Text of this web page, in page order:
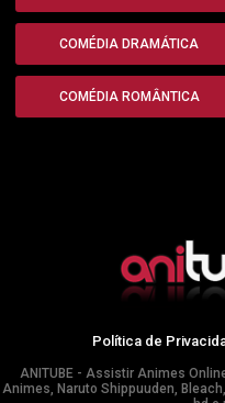
COMÉDIA DRAMÁTICA
COMÉDIA ROMÂNTICA
Política de
ANITUBE - Assistir Animes
Animes, Naruto Shippuuden,